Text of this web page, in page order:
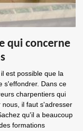
qui concerne
est possible que la
s'effondrer. Dans ce
charpentiers qui
il faut s'adresser
qu'il a beaucoup
formations